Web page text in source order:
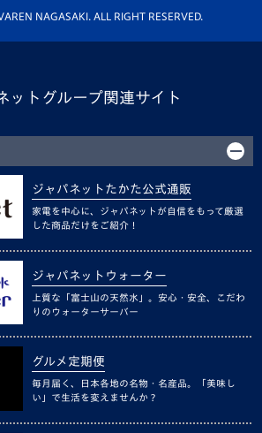
NAGASAKI. ALL RIGHT RESERVED.
ットグループ関連サイト
ジャパネットたかた公式通販
家電を中心に、ジャパネットが自信をもって厳選
した商品だけをご紹介！
ジャパネットウォーター
上質な「富士山の天然水」。安心・安全、こだわ
りのウォーターサーバー
グルメ定期便
毎月届く、日本各地の名物・名産品。「美味し
い」で生活を変えませんか？